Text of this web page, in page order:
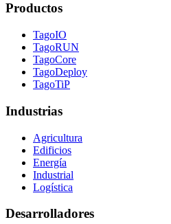
Productos
TagoIO
TagoRUN
TagoCore
TagoDeploy
TagoTiP
Industrias
Agricultura
Edificios
Energía
Industrial
Logística
Desarrolladores